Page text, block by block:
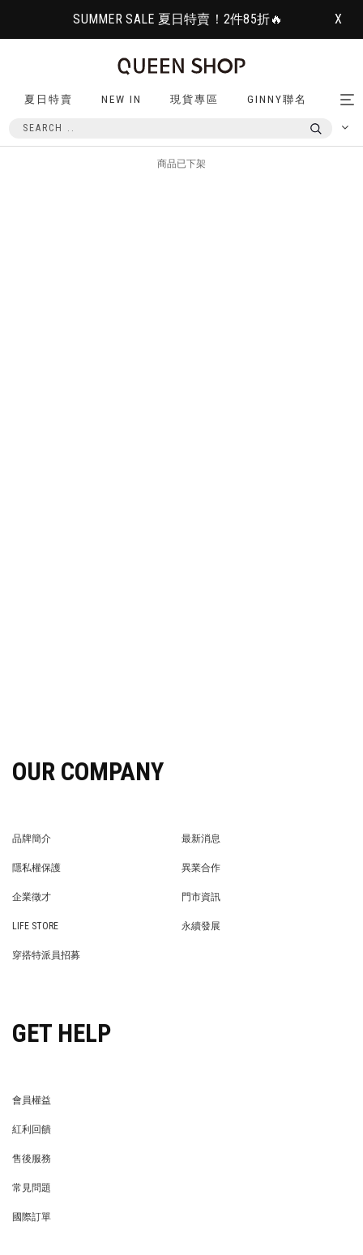
SUMMER SALE 夏日特賣！2件85折🔥 X
夏日特賣 NEW IN 現貨專區 GINNY聯名
商品已下架
OUR COMPANY
品牌簡介
最新消息
隱私權保護
異業合作
企業徵才
門市資訊
LIFE STORE
永續發展
穿搭特派員招募
GET HELP
會員權益
紅利回饋
售後服務
常見問題
國際訂單